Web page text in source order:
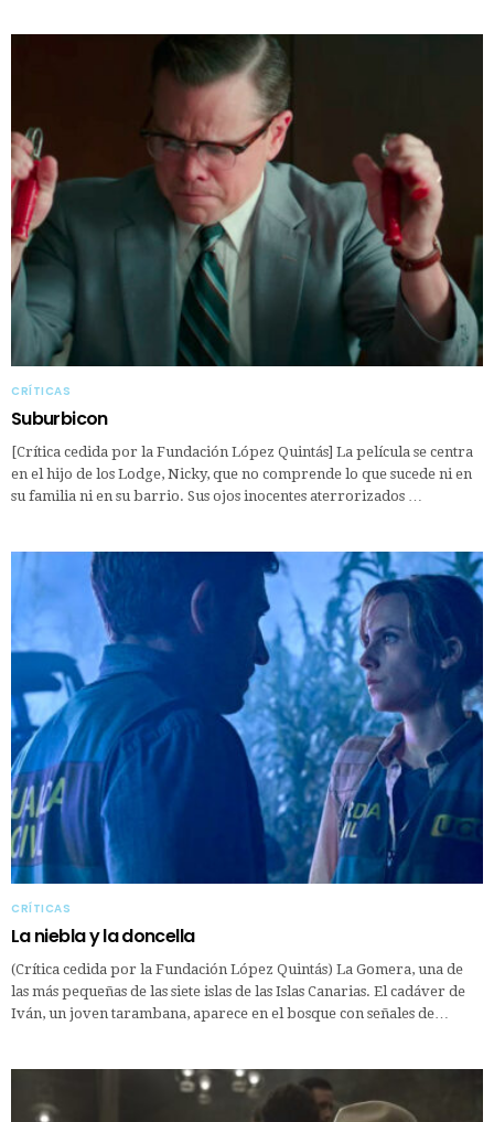
CRÍTICAS
Suburbicon
[Crítica cedida por la Fundación López Quintás] La película se centra
en el hijo de los Lodge, Nicky, que no comprende lo que sucede ni en
su familia ni en su barrio. Sus ojos inocentes aterrorizados …
CRÍTICAS
La niebla y la doncella
(Crítica cedida por la Fundación López Quintás) La Gomera, una de
las más pequeñas de las siete islas de las Islas Canarias. El cadáver de
Iván, un joven tarambana, aparece en el bosque con señales de…